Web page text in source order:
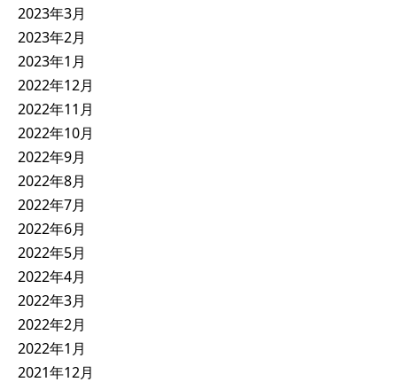
2023年3月
2023年2月
2023年1月
2022年12月
2022年11月
2022年10月
2022年9月
2022年8月
2022年7月
2022年6月
2022年5月
2022年4月
2022年3月
2022年2月
2022年1月
2021年12月